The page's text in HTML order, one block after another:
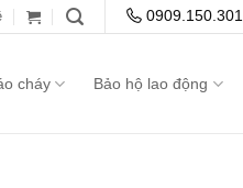
0909.150.301
cháy Bảo hộ lao động